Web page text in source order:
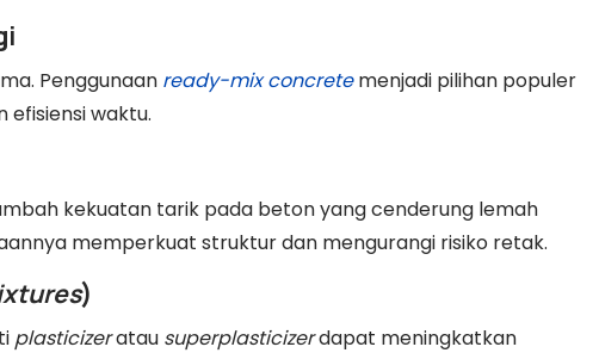
Penggunaan ready-mix concretemenjadi pilihan populer
efisiensi waktu.
kekuatan tarik pada beton yang cenderung lemah
memperkuat struktur dan mengurangi risiko retak.
)
plasticizeratau superplasticizerdapat meningkatkan